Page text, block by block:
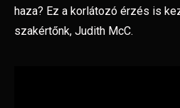
haza? Ez a korlátozó érzés is
szakértőnk, Judith McC.